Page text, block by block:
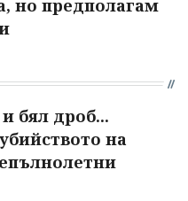
но предполагам
бял дроб...
на